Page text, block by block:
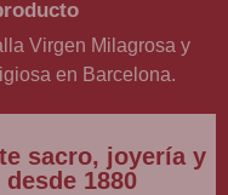
Virgen Milagrosa y
en Barcelona.
sacro, joyería y
1880